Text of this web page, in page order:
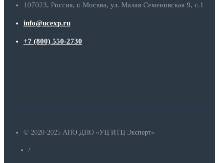
107023, Россия, г. Москва, ул. Малая Семеновская 9, с.1
info@ucexp.ru
+7 (800) 550-2730
© 2020-2025 АНО ДПО «УЦ ИТЦ Эксперт»
/